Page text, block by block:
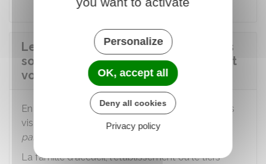
Les droits et obligations des parents
sont-ils transférés lors du placement
volontaire d'un enfant ?
En principe, vous conservez vos droits et devoirs
vis-à-vis de votre enfant. On parle
parentale
La famille d'accueil, l'établissement ou le tiers
Personalize
OK, accept all
Deny all cookies
Privacy policy